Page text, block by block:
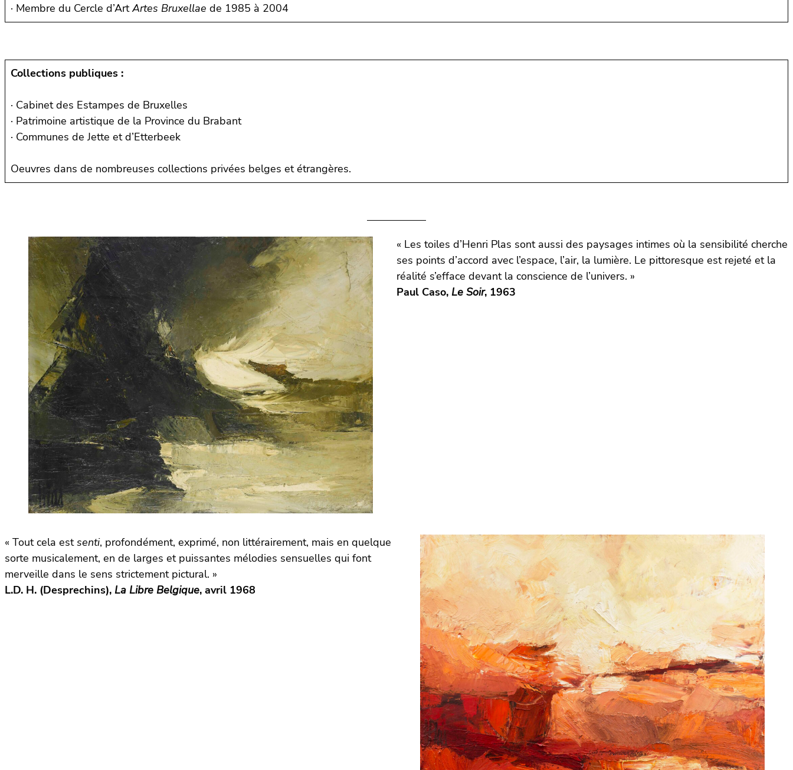
· Membre du Cercle d’ArtArtes Bruxellae de 1985 à 2004
Collections publiques :
· Cabinet des Estampes de Bruxelles
· Patrimoine artistique de la Province du Brabant
· Communes de Jette et d’Etterbeek
Oeuvres dans de nombreuses collections privées belges et étrangères.
« Les toiles d’Henri Plas sont aussi des paysages intimes où la sensibilité cherche
ses points d’accord avec l’espace, l’air, la lumière. Le pittoresque est rejeté et la
réalité s’efface devant la conscience de l’univers. »
Paul Caso, Le Soir, 1963
« Tout cela estsenti, profondément, exprimé, non littérairement, mais en quelque
sorte musicalement, en de larges et puissantes mélodies sensuelles qui font
merveille dans le sens strictement pictural. »
L.D. H. (Desprechins), La Libre Belgique, avril 1968